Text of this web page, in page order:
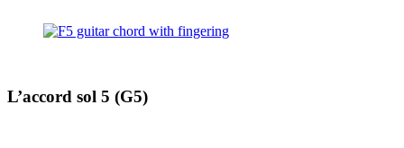
L’accord sol 5 (G5)